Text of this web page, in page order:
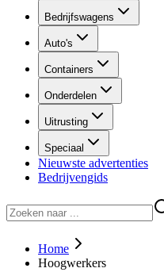
Bedrijfswagens
Auto's
Containers
Onderdelen
Uitrusting
Speciaal
Nieuwste advertenties
Bedrijvengids
Home
Hoogwerkers